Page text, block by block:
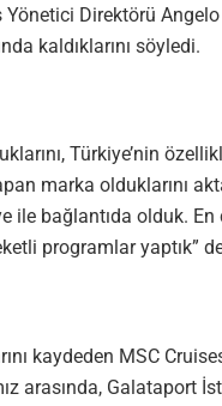
Direktörü
kaldıklarını söyledi.
Türkiye’nin
marka olduklarını
bağlantıda olduk.
programlar yaptık”
kaydeden MSC
arasında, Galataport